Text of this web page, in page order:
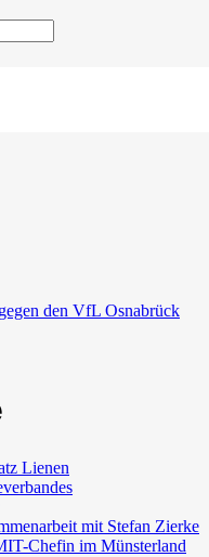
den VfL Osnabrück
Lienen
mit Stefan Zierke
Chefin im Münsterland